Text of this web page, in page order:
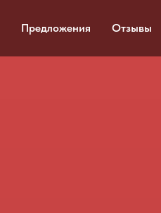
Предложения Отзывы